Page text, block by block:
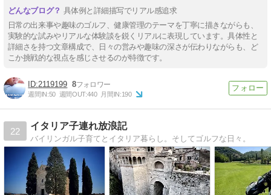
具体例と詳細描写でリアル感追求
日常の出来事や趣味のゴルフ、健康管理のテーマを丁寧に描きながらも、
実験的な試みやリアルな体験談を鋭くリアルに表現しています。具体性と
詳細さを持つ文章構成で、日々の営みや趣味の深さが伝わりながらも、ど
こか挑戦的な視点を感じさせるのが特徴です。
2119199 8
週間IN:50 週間OUT:440 月間IN:190
22
イタリア子連れ放浪記
バイリンガル子育てとイタリア暮らし。そしてゴルフな日々。